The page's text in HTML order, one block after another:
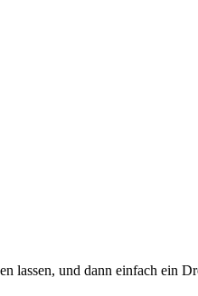
lassen, und dann einfach ein